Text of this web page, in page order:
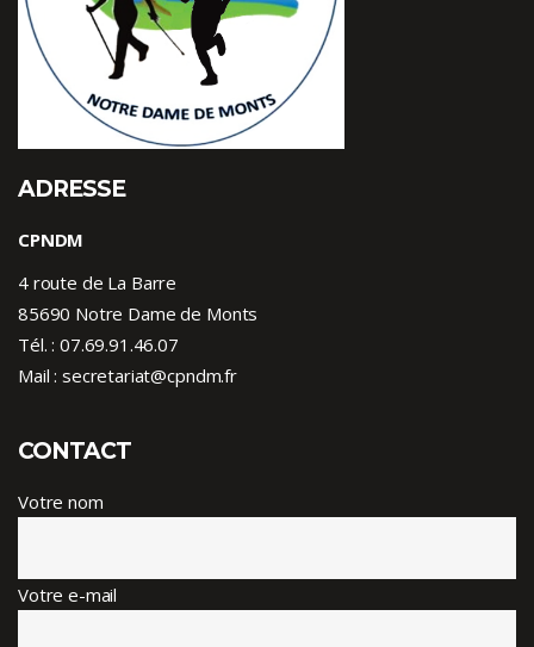
ADRESSE
CPNDM
4 route de La Barre
85690 Notre Dame de Monts
Tél. : 07.69.91.46.07
Mail : secretariat@cpndm.fr
CONTACT
Votre nom
Votre e-mail